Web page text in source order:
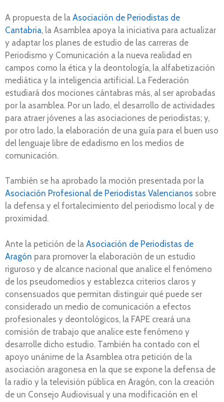
A propuesta de la Asociación de Periodistas de
Cantabria, la Asamblea apoya la iniciativa para actualizar
y adaptar los planes de estudio de las carreras de
Periodismo y Comunicación a la nueva realidad en
campos como la ética y la deontología, la alfabetización
mediática y la inteligencia artificial. La Federación
estudiará dos mociones cántabras más, al ser aprobadas
por la asamblea. Por un lado, el desarrollo de actividades
para atraer jóvenes a las asociaciones de periodistas; y,
por otro lado, la elaboración de una guía para el buen uso
del lenguaje libre de edadismo en los medios de
comunicación.
También se ha aprobado la moción presentada por la
Asociación Profesional de Periodistas Valencianos sobre
la defensa y el fortalecimiento del periodismo local y de
proximidad.
Ante la petición de la Asociación de Periodistas de
Aragón para promover la elaboración de un estudio
riguroso y de alcance nacional que analice el fenómeno
de los pseudomedios y establezca criterios claros y
consensuados que permitan distinguir qué puede ser
considerado un medio de comunicación a efectos
profesionales y deontológicos, la FAPE creará una
comisión de trabajo que analice este fenómeno y
desarrolle dicho estudio. También ha contado con el
apoyo unánime de la Asamblea otra petición de la
asociación aragonesa en la que se expone la defensa de
la radio y la televisión pública en Aragón, con la creación
de un Consejo Audiovisual y una modificación en el